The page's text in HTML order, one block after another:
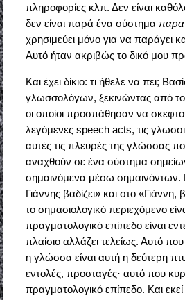
πληροφορίες κλπ. Δεν είναι
δεν είναι παρά ένα σύστημα
χρησιμεύει μόνο για να παράγει
Αυτό ήταν ακριβώς το δικό μου
Και έχει δίκιο: τι ήθελε να πει;
γλωσσολόγων, ξεκινώντας από
οι οποίοι προσπάθησαν να
λεγόμενες speech acts, τις
αυτές τις πλευρές της γλώσσας
αναχθούν σε ένα σύστημα
σημαινόμενα μέσω
Γιάννης βαδίζει» και στο «Γιάννη,
το σημασιολογικό περιεχόμενο
πραγματολογικό επίπεδο είναι
πλαίσιο αλλάζει τελείως. Αυτό που
η γλώσσα είναι αυτή η δεύτερη
εντολές, προσταγές· αυτό που
πραγματολογικό επίπεδο. Και